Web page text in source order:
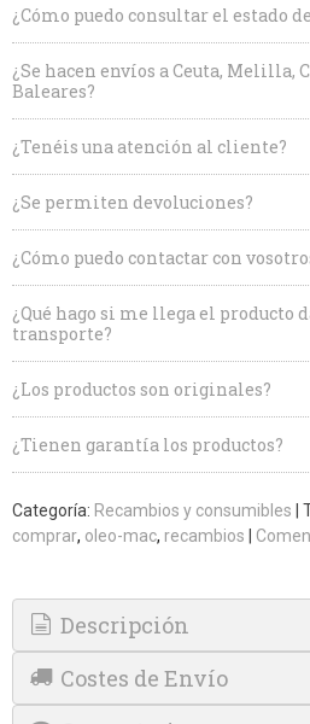
¿Cómo puedo consultar el estado
¿Se hacen envíos a Ceuta, Melilla,
Baleares?
¿Tenéis una atención al cliente?
¿Se permiten devoluciones?
¿Cómo puedo contactar con
¿Qué hago si me llega el producto
transporte?
¿Los productos son originales?
¿Tienen garantía los productos?
Categoría: Recambios y consumibles
comprar oleo-mac recambios
Descripción
Costes de Envío